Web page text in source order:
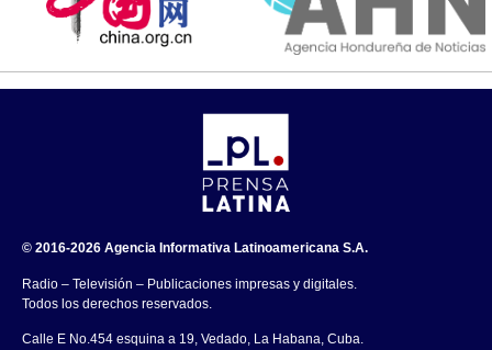
© 2016-2026 Agencia Informativa Latinoamericana S.A.
Radio – Televisión – Publicaciones impresas y digitales.
Todos los derechos reservados.
Calle E No.454 esquina a 19, Vedado, La Habana, Cuba.